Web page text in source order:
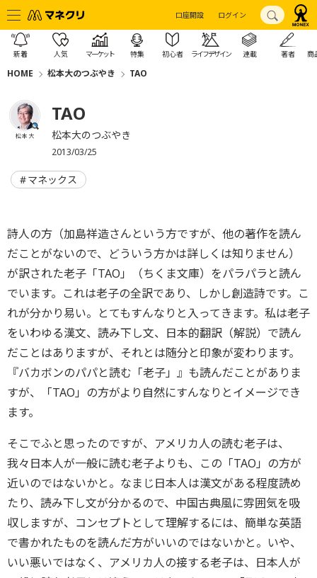
口座開設 ログイン
新着 人気 マーケット 特集 初心者 ライフデザイン 連載 著者 商
HOME 松本大のつぶやき TAO
松本 大
TAO
松本大のつぶやき
2013/03/25
マネックス
詩人の方（加島祥造さんという方ですが、他の著作を読ん
だことがないので、どういう方かは詳しくは知りません）
が訳された老子「TAO」（ちくま文庫）をパラパラと読ん
でいます。これは老子の全訳であり、しかし創造詩です。こ
れが分かり易い。とてもすんなりと入ってきます。私は老子
をいわゆる漢文、読み下し文、日本的翻訳（解説）で読ん
だことはありますが、それとは随分と印象が変わります。
『バカボンのパパと読む「老子」』も読んだことがありま
すが、「TAO」の方がより自然にすんなりとイメージでき
ます。
そこでふと思ったのですが、アメリカ人の読む老子は、
我々日本人が一般に読む老子よりも、この「TAO」の方が
近いのではないかと。なまじ日本人は漢文がある程度読め
たり、読み下し文が分かるので、中国古典風に雰囲気を吸
収しますが、コンセプトとして理解するには、簡単な英語
で書かれたものを読んだ方がいいのではないかと。いや、
いい悪いではなく、アメリカ人の接する老子は、日本人が